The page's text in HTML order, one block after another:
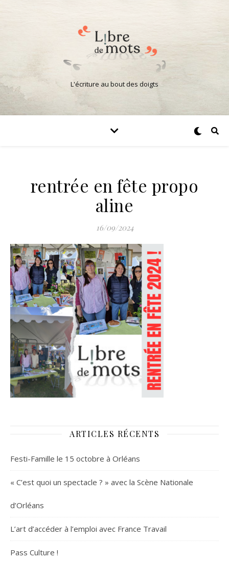
L'écriture au bout des doigts
rentrée en fête propo
aline
16/09/2024
ARTICLES RÉCENTS
Festi-Famille le 15 octobre à Orléans
« C’est quoi un spectacle ? » avec la Scène Nationale
d’Orléans
L’art d’accéder à l’emploi avec France Travail
Pass Culture !